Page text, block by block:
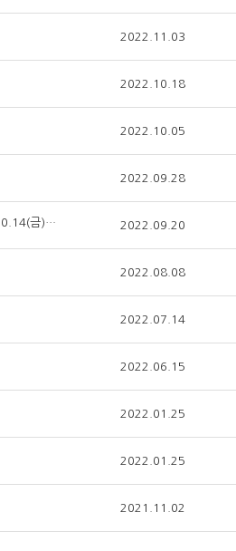
2022.11.03
2022.10.18
2022.10.05
2022.09.28
(사전등록 할인) AIoT 글로벌 동향과 비즈니스 혁신 전략_2022 AIoT 컨퍼런스 (~10.14(금)까지) 2022.09.20
2022.08.08
2022.07.14
2022.06.15
2022.01.25
2022.01.25
2021.11.02